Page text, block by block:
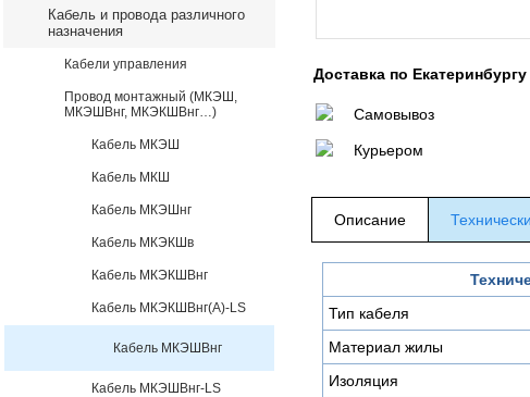
Кабель и провода различного
назначения
Кабели управления
Провод монтажный (МКЭШ,
МКЭШВнг, МКЭКШВнг…)
Кабель МКЭШ
Кабель МКШ
Кабель МКЭШнг
Кабель МКЭКШв
Кабель МКЭКШВнг
Кабель МКЭКШВнг(А)-LS
Кабель МКЭШВнг
Кабель МКЭШВнг-LS
Доставка по Екатеринбургу
Самовывоз
Курьером
Описание
Тип кабеля
Материал жилы
Изоляция